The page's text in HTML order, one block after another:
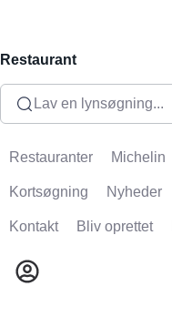
Restaurant
Lav en lynsøgning...
Restauranter Michelin
Kortsøgning Nyheder
Kontakt Bliv oprettet